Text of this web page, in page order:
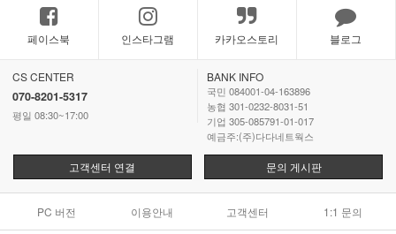
페이스북 인스타그램 카카오스토리 블로그
CS CENTER
070-8201-5317
평일 08:30~17:00
고객센터 연결
BANK INFO
국민 084001-04-163896
농협 301-0232-8031-51
기업 305-085791-01-017
예금주:(주)다다네트웍스
문의 게시판
PC 버전 이용안내 고객센터 1:1 문의